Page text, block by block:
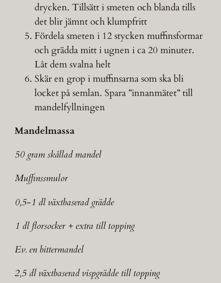
drycken. Tillsätt i smeten och blanda tills
det blir jämnt och klumpfritt
Fördela smeten i 12 stycken muffinsformar
och grädda mitt i ugnen i ca 20 minuter.
Låt dem svalna helt
Skär en grop i muffinsarna som ska bli
locket på semlan. Spara ”innanmätet” till
mandelfyllningen
Mandelmassa
50 gram skållad mandel
Muffinssmulor
0,5-1 dl växtbaserad grädde
1 dl florsocker + extra till topping
Ev. en bittermandel
2,5 dl växtbaserad vispgrädde till topping